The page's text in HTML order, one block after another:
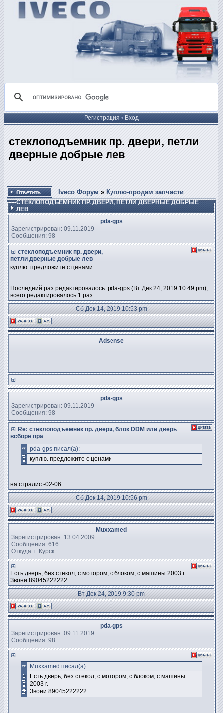
Регистрация • Вход
стеклоподъемник пр. двери, петли
дверные добрые лев
Iveco Форум » Куплю-продам запчасти
СТЕКЛОПОДЪЕМНИК ПР. ДВЕРИ, ПЕТЛИ ДВЕРНЫЕ ДОБРЫЕ
ЛЕВ
pda-gps
Зарегистрирован: 09.11.2019
Сообщения: 98
стеклоподъемник пр. двери,
петли дверные добрые лев
куплю. предложите с ценами
Последний раз редактировалось: pda-gps (Вт Дек 24, 2019 10:49 pm),
всего редактировалось 1 раз
Сб Дек 14, 2019 10:53 pm
Adsense
pda-gps
Зарегистрирован: 09.11.2019
Сообщения: 98
Re: стеклоподъемник пр. двери, блок DDM или дверь
всборе пра
pda-gps писал(а):
куплю. предложите с ценами
на стралис -02-06
Сб Дек 14, 2019 10:56 pm
Muxxamed
Зарегистрирован: 13.04.2009
Сообщения: 616
Откуда: г. Курск
Есть дверь, без стекол, с мотором, с блоком, с машины 2003 г.
Звони 89045222222
Вт Дек 24, 2019 9:30 pm
pda-gps
Зарегистрирован: 09.11.2019
Сообщения: 98
Muxxamed писал(а):
Есть дверь, без стекол, с мотором, с блоком, с машины
2003 г.
Звони 89045222222